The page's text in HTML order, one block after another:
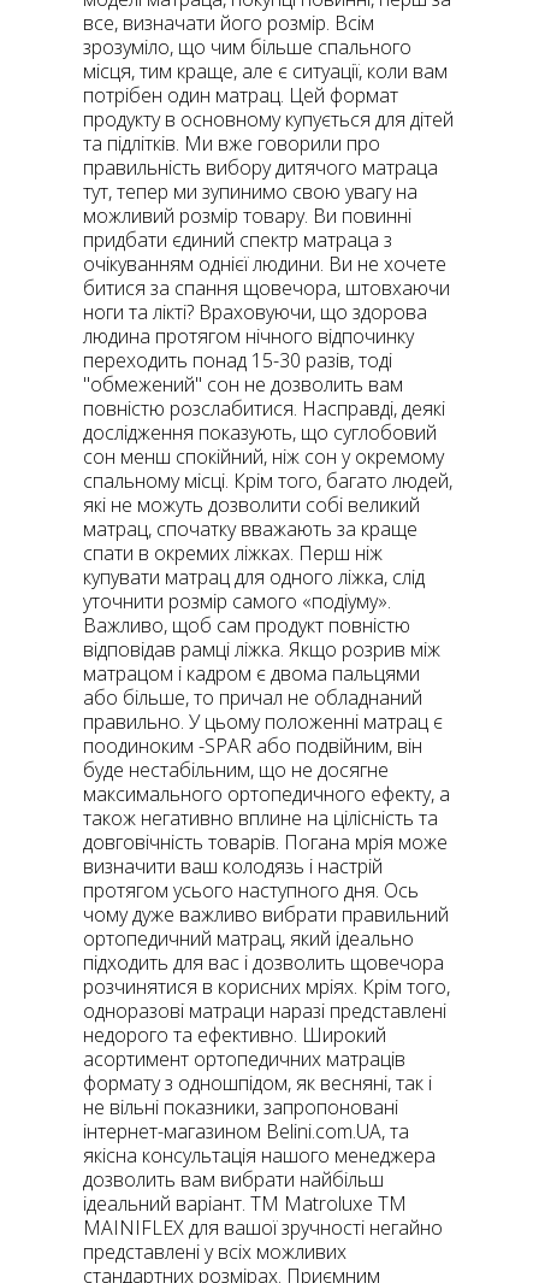
все, визначати його розмір. Всім
зрозуміло, що чим більше спального
місця, тим краще, але є ситуації, коли вам
потрібен один матрац. Цей формат
продукту в основному купується для дітей
та підлітків. Ми вже говорили про
правильність вибору дитячого матраца
тут, тепер ми зупинимо свою увагу на
можливий розмір товару. Ви повинні
придбати єдиний спектр матраца з
очікуванням однієї людини. Ви не хочете
битися за спання щовечора, штовхаючи
ноги та лікті? Враховуючи, що здорова
людина протягом нічного відпочинку
переходить понад 15-30 разів, тоді
"обмежений" сон не дозволить вам
повністю розслабитися. Насправді, деякі
дослідження показують, що суглобовий
сон менш спокійний, ніж сон у окремому
спальному місці. Крім того, багато людей,
які не можуть дозволити собі великий
матрац, спочатку вважають за краще
спати в окремих ліжках. Перш ніж
купувати матрац для одного ліжка, слід
уточнити розмір самого «подіуму».
Важливо, щоб сам продукт повністю
відповідав рамці ліжка. Якщо розрив між
матрацом і кадром є двома пальцями
або більше, то причал не обладнаний
правильно. У цьому положенні матрац є
поодиноким -SPAR або подвійним, він
буде нестабільним, що не досягне
максимального ортопедичного ефекту, а
також негативно вплине на цілісність та
довговічність товарів. Погана мрія може
визначити ваш колодязь і настрій
протягом усього наступного дня. Ось
чому дуже важливо вибрати правильний
ортопедичний матрац, який ідеально
підходить для вас і дозволить щовечора
розчинятися в корисних мріях. Крім того,
одноразові матраци наразі представлені
недорого та ефективно. Широкий
асортимент ортопедичних матраців
формату з одношпідом, як весняні, так і
не вільні показники, запропоновані
інтернет-магазином Belini.com.UA, та
якісна консультація нашого менеджера
дозволить вам вибрати найбільш
ідеальний варіант. TM Matroluxe TM
MAINIFLEX для вашої зручності негайно
представлені у всіх можливих
стандартних розмірах. Приємним